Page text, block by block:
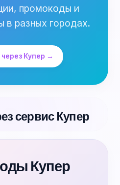
промокоды и
в разных городах.
через Купер →
сервис Купер
Купер